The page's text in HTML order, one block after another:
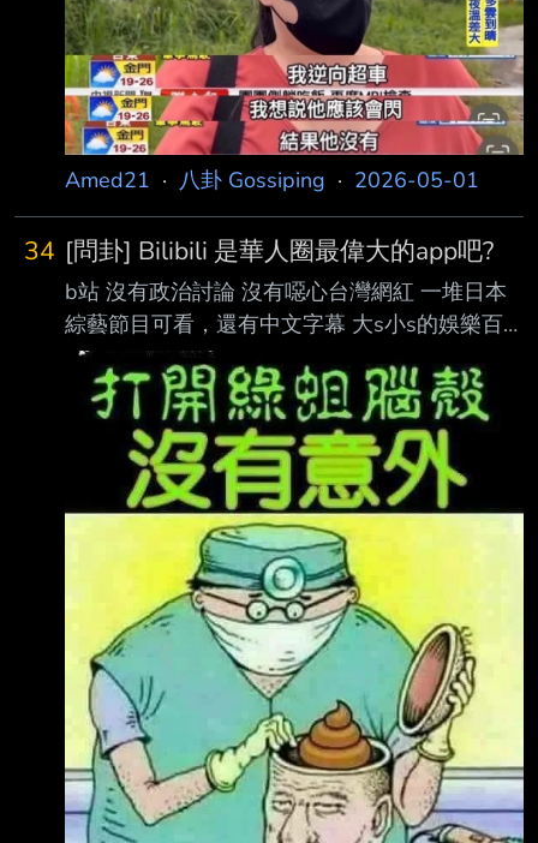
Amed21 · 八卦 Gossiping · 2026-05-01
34 [問卦] Bilibili 是華人圈最偉大的app吧?
b站 沒有政治討論 沒有噁心台灣網紅 一堆日本
綜藝節目可看，還有中文字幕 大s小s的娛樂百
分百都有 b站可以講實話批評oppo vivo手機 沒
有噁心台灣網紅吹捧評測手機影片 重點是 b站的
彈幕和留言都很 nice 不像台灣只有謾罵和造謠
一堆肥宅沉迷的a片風格動畫 b站也有 b站還有
超多 gay 的影片 分享日常生活 都不會被下架 也
不會被罵 屁精滾! 各種料理廚藝教學 bilibili 對人
類貢獻很大耶! --